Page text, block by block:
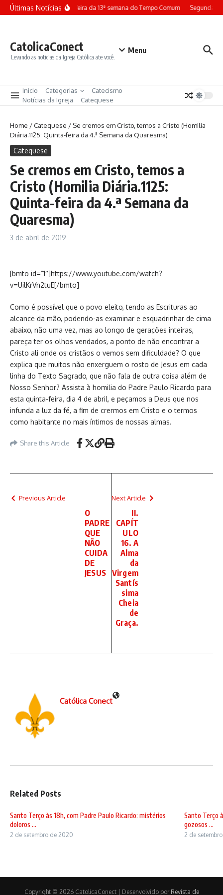
Ir para o conteúdo
Últimas NotíciasTerça-feira da 13ª semana do Tempo Comum Segunda-
CatolicaConect
Levando as noticias da Igreja Católica ate você.
Menu
Inicio Categorias
Catecismo
Notícias da Igreja
Catequese
Home /Catequese / Se cremos em Cristo, temos a Cristo (Homilia
Diária.1125: Quinta-feira da 4.ª Semana da Quaresma)
Catequese
Se cremos em Cristo, temos a
Cristo (Homilia Diária.1125:
Quinta-feira da 4.ª Semana da
Quaresma)
3 de abril de 2019
[bmto id=”1″]https://www.youtube.com/watch?
v=UilKrVn2tuE[/bmto]
Como é possível que o povo eleito, tendo as Escrituras ao
alcance da mão, podendo-as examinar e esquadrinhar de cima
abaixo, não uma vez, mas ao longo de gerações inteiras,
pareça ter os olhos vendados, a ponto de não encontrar a
Cristo ali onde os cristãos o vemos sem dificuldade? O que
explica que muitos não enxerguem o rosto de Jesus em cada
linha do Texto Sagrado, que não fala de outra coisa além de
Nosso Senhor? Assista à homilia do Padre Paulo Ricardo para
esta quinta-feira, dia 4 de abril, e peçamos a Deus que nos
infunda a luz da fé, a fim de crermos em Cristo e o termos
como habitante no mais íntimos de nossas almas.
Share this Article
Previous Article
O
PADRE
QUE
NÃO
CUIDA
DE
JESUS
Next Article
II.
CAPÍT
ULO
16. A
Alma
da
Virgem
Santís
sima
Cheia
de
Graça.
Católica Conect
Related Posts
Santo Terço às 18h, com Padre Paulo Ricardo: mistérios
doloros ...
2 de setembro de 2020
Santo Terço
gozosos ...
2 de
Copyright © 2026 CatolicaConect | Desenvolvido por Revista de